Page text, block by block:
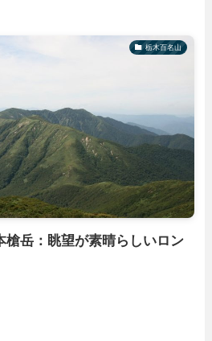
栃木百名山
槍岳：眺望が素晴らしいロン